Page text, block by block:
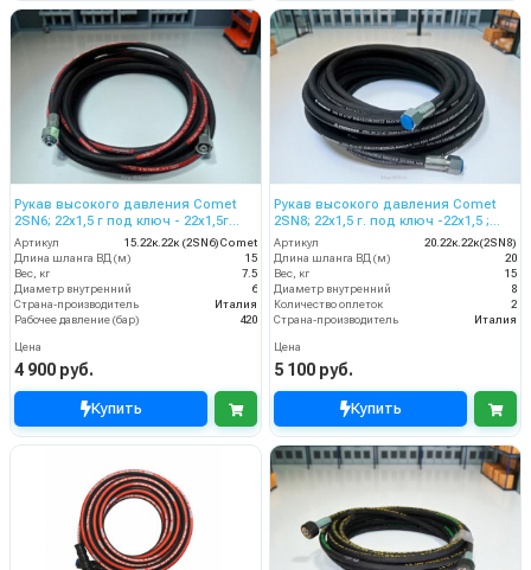
Рукав высокого давления Comet
2SN6; 22х1,5 г под ключ - 22х1,5г
ключ; 15м + защита от изгиба
Артикул
15.22к.22к (2SN6)Comet
Длина шланга ВД (м)
15
Вес, кг
7.5
Диаметр внутренний
6
Страна-производитель
Италия
Рабочее давление (бар)
420
Цена
4 900 руб.
Купить
Рукав высокого давления Comet
2SN8; 22х1,5 г. под ключ -22х1,5 ;
20м
Артикул
20.22к.22к(2SN8)
Длина шланга ВД (м)
20
Вес, кг
15
Диаметр внутренний
8
Количество оплеток
2
Страна-производитель
Италия
Цена
5 100 руб.
Купить